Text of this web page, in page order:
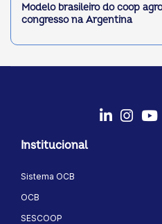
Modelo brasileiro do coop
congresso na Argentina
Institucional
Sistema OCB
OCB
SESCOOP